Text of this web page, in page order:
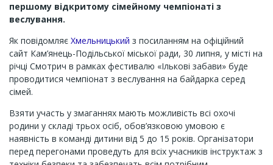
першому відкритому сімейному чемпіонаті з
веслування.
Як повідомляє Хмельницький з посиланням на офіційний
сайт Кам’янець-Подільської міської ради, 30 липня, у місті на
річці Смотрич в рамках фестивалю «Ількові забави» буде
проводитися чемпіонат з веслування на байдарка серед
сімей.
Взяти участь у змаганнях мають можливість всі охочі
родини у складі трьох осіб, обов’язковою умовою є
наявність в команді дитини від 5 до 15 років. Організатори
перед перегонами проведуть для всіх учасників інструктаж з